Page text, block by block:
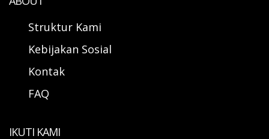
Struktur Kami
Kebijakan Sosial
Kontak
FAQ
IKUTI KAMI